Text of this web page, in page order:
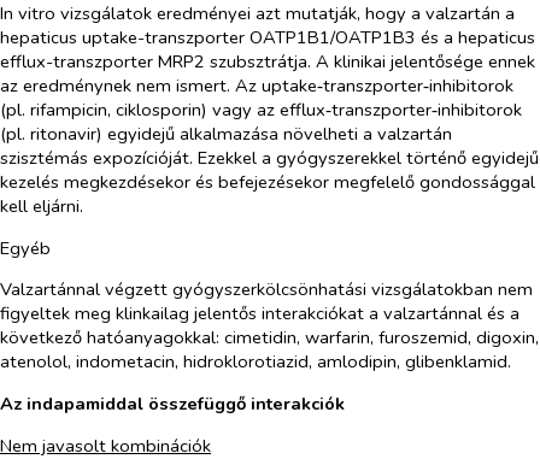
In vitro vizsgálatok eredményei azt mutatják, hogy a valzartán a
hepaticus uptake-transzporter OATP1B1/OATP1B3 és a hepaticus
efflux-transzporter MRP2 szubsztrátja. A klinikai jelentősége ennek
az eredménynek nem ismert. Az uptake‑transzporter‑inhibitorok
(pl. rifampicin, ciklosporin) vagy az efflux‑transzporter‑inhibitorok
(pl. ritonavir) egyidejű alkalmazása növelheti a valzartán
szisztémás expozícióját. Ezekkel a gyógyszerekkel történő egyidejű
kezelés megkezdésekor és befejezésekor megfelelő gondossággal
kell eljárni.
Egyéb
Valzartánnal végzett gyógyszerkölcsönhatási vizsgálatokban nem
figyeltek meg klinkailag jelentős interakciókat a valzartánnal és a
következő hatóanyagokkal: cimetidin, warfarin, furoszemid, digoxin,
atenolol, indometacin, hidroklorotiazid, amlodipin, glibenklamid.
Az indapamiddal összefüggő interakciók
Nem javasolt kombinációk